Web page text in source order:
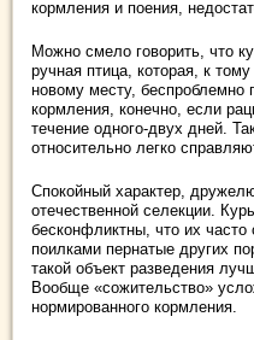
кормления и поения,
Можно смело говорить, что
ручная птица, которая, к
новому месту, беспроблемно
кормления, конечно, если
течение одного-двух дней.
относительно легко
Спокойный характер,
отечественной селекции.
бесконфликтны, что их часто
поилками пернатые других
такой объект разведения
Вообще «сожительство»
нормированного кормления.